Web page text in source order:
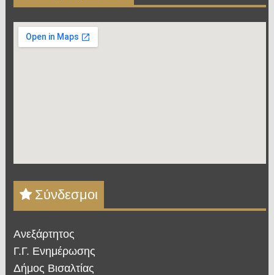
Σύνδεσμοι
Ανεξάρτητος
Γ.Γ. Ενημέρωσης
Δήμος Βισαλτίας